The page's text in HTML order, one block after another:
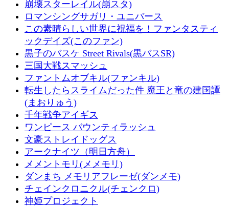
崩壊スターレイル(崩スタ)
ロマンシングサガリ・ユニバース
この素晴らしい世界に祝福を！ファンタスティ
ックデイズ(このファン)
黒子のバスケ Street Rivals(黒バスSR)
三国大戦スマッシュ
ファントムオブキル(ファンキル)
転生したらスライムだった件 魔王と竜の建国譚
(まおりゅう)
千年戦争アイギス
ワンピース バウンティラッシュ
文豪ストレイドッグス
アークナイツ（明日方舟）
メメントモリ(メメモリ)
ダンまち メモリアフレーゼ(ダンメモ)
チェインクロニクル(チェンクロ)
神姫プロジェクト